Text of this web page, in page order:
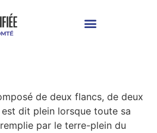
de deux flancs, de deux
est dit plein lorsque toute sa
par le terre-plein du